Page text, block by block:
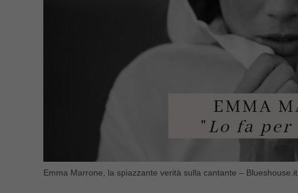
Emma Marrone, la spiazzante verità sulla cantante – Blueshouse.it